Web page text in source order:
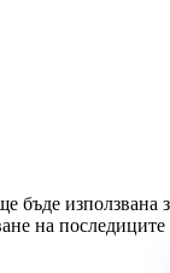
използвана
на